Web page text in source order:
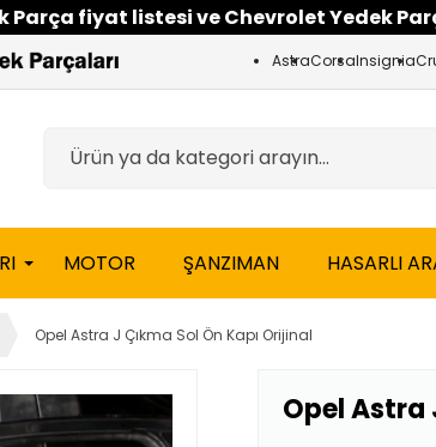
Parça fiyat listesi ve Chevrolet Yedek
AstraCorsaInsignia
MOTOR ŞANZIMAN HASARLI
Opel Astra J Çıkma Sol Ön Kapı Orijinal
Opel Astra